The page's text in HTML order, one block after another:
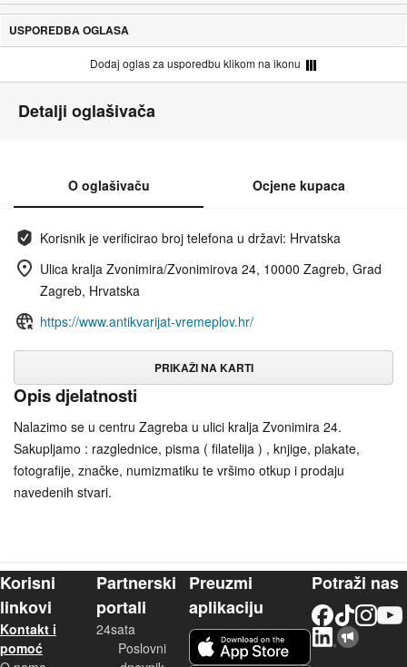
USPOREDBA OGLASA
Dodaj oglas za usporedbu klikom na ikonu
Detalji oglašivača
O oglašivaču Ocjene kupaca
Korisnik je verificirao broj telefona u državi: Hrvatska
Ulica kralja Zvonimira/Zvonimirova 24, 10000 Zagreb, Grad
Zagreb, Hrvatska
https://www.antikvarijat-vremeplov.hr/
PRIKAŽI NA KARTI
Opis djelatnosti
Nalazimo se u centru Zagreba u ulici kralja Zvonimira 24.
Sakupljamo : razglednice, pisma ( filatelija ) , knjige, plakate,
fotografije, značke, numizmatiku te vršimo otkup i prodaju
navedenih stvari.
Korisni
linkovi
Kontakt i
pomoć
Partnerski
portali
24sata
Poslovni
Preuzmi
aplikaciju
Potraži nas